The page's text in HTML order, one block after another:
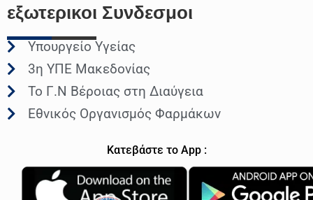
εξωτερικοι Συνδεσμοι
Υπουργείο Υγείας
3η ΥΠΕ Μακεδονίας
Το Γ.Ν Βέροιας στη Διαύγεια
Εθνικός Οργανισμός Φαρμάκων
Κατεβάστε το App :